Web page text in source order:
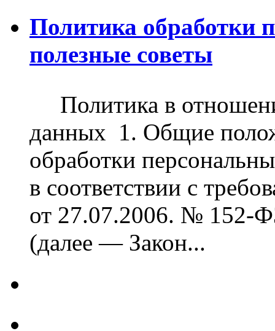
Политика обработки
полезные советы
Политика в
данных 1. Общие
обработки
в соответствии с
от 27.07.2006. № 152-
(далее — Закон...